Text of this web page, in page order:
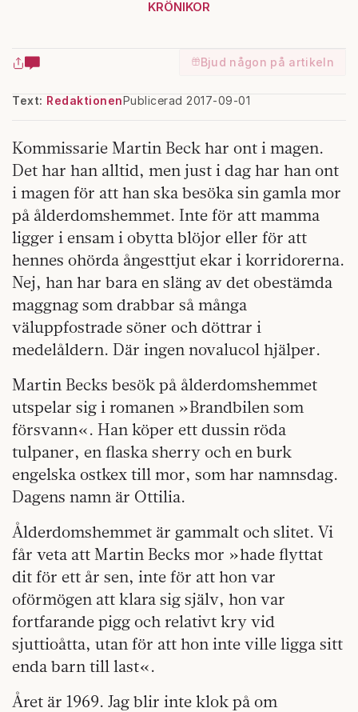
KRÖNIKOR
Bjud någon på artikeln
Text: RedaktionenPublicerad 2017-09-01
Kommissarie Martin Beck har ont i magen.
Det har han alltid, men just i dag har han ont
i magen för att han ska besöka sin gamla mor
på ålderdomshemmet. Inte för att mamma
ligger i ensam i obytta blöjor eller för att
hennes ohörda ångesttjut ekar i korridorerna.
Nej, han har bara en släng av det obestämda
maggnag som drabbar så många
väluppfostrade söner och döttrar i
medelåldern. Där ingen novalucol hjälper.
Martin Becks besök på ålderdomshemmet
utspelar sig i romanen »Brandbilen som
försvann«. Han köper ett dussin röda
tulpaner, en flaska sherry och en burk
engelska ostkex till mor, som har namnsdag.
Dagens namn är Ottilia.
Ålderdomshemmet är gammalt och slitet. Vi
får veta att Martin Becks mor »hade flyttat
dit för ett år sen, inte för att hon var
oförmögen att klara sig själv, hon var
fortfarande pigg och relativt kry vid
sjuttioåtta, utan för att hon inte ville ligga sitt
enda barn till last«.
Året är 1969. Jag blir inte klok på om